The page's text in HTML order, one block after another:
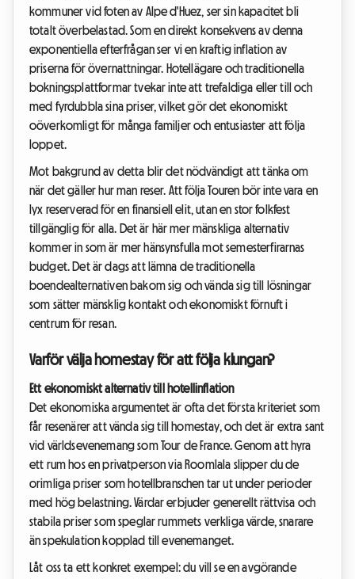
kommuner vid foten av Alpe d'Huez, ser sin kapacitet bli
totalt överbelastad. Som en direkt konsekvens av denna
exponentiella efterfrågan ser vi en kraftig inflation av
priserna för övernattningar. Hotellägare och traditionella
bokningsplattformar tvekar inte att trefaldiga eller till och
med fyrdubbla sina priser, vilket gör det ekonomiskt
oöverkomligt för många familjer och entusiaster att följa
loppet.
Mot bakgrund av detta blir det nödvändigt att tänka om
när det gäller hur man reser. Att följa Touren bör inte vara en
lyx reserverad för en finansiell elit, utan en stor folkfest
tillgänglig för alla. Det är här mer mänskliga alternativ
kommer in som är mer hänsynsfulla mot semesterfirarnas
budget. Det är dags att lämna de traditionella
boendealternativen bakom sig och vända sig till lösningar
som sätter mänsklig kontakt och ekonomiskt förnuft i
centrum för resan.
Varför välja homestay för att följa klungan?
Ett ekonomiskt alternativ till hotellinflation
Det ekonomiska argumentet är ofta det första kriteriet som
får resenärer att vända sig till homestay, och det är extra sant
vid världsevenemang som Tour de France. Genom att hyra
ett rum hos en privatperson via Roomlala slipper du de
orimliga priser som hotellbranschen tar ut under perioder
med hög belastning. Värdar erbjuder generellt rättvisa och
stabila priser som speglar rummets verkliga värde, snarare
än spekulation kopplad till evenemanget.
Låt oss ta ett konkret exempel: du vill se en avgörande